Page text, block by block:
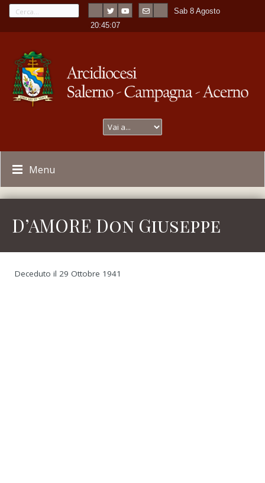
Sab 8 Agosto
-20:45:07
Menu
D’AMORE Don Giuseppe
Deceduto il 29 Ottobre 1941